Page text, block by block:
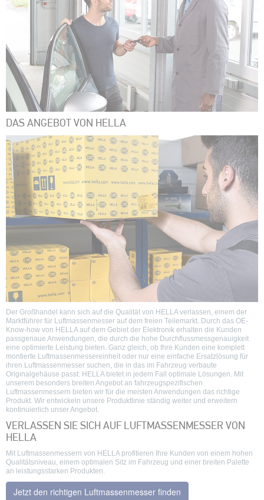
DAS ANGEBOT VON HELLA
Der Großhandel kann sich auf die Qualität von HELLA verlassen, einem der
Marktführer für Luftmassenmesser auf dem freien Teilemarkt. Durch das OE-
Know-how von HELLA auf dem Gebiet der Elektronik erhalten die Kunden
passgenaue Anwendungen, die durch die hohe Durchflussmessgenauigkeit
eine optimierte Leistung bieten. Ganz gleich, ob Ihre Kunden eine komplett
montierte Luftmassenmessereinheit oder nur eine einfache Ersatzlösung für
ihren Luftmassenmesser suchen, die in das im Fahrzeug verbaute
Originalgehäuse passt: HELLA bietet in jedem Fall optimale Lösungen. Mit
unserem besonders breiten Angebot an fahrzeugspezifischen
Luftmassenmessern bieten wir für die meisten Anwendungen das richtige
Produkt. Wir entwickeln unsere Produktlinie ständig weiter und erweitern
kontinuierlich unser Angebot.
VERLASSEN SIE SICH AUF LUFTMASSENMESSER VON
HELLA
Mit Luftmassenmessern von HELLA profitieren Ihre Kunden von einem hohen
Qualitätsniveau, einem optimalen Sitz im Fahrzeug und einer breiten Palette
an leistungsstarken Produkten.
Jetzt den richtigen Luftmassenmesser finden